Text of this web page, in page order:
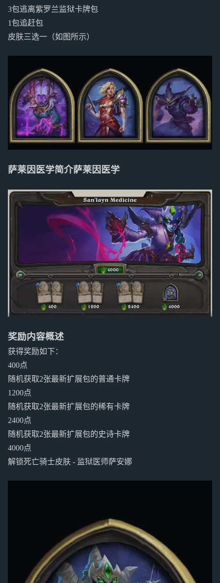
3包逃离紫罗兰监狱卡牌包
1包追赶包
皮肤三选一（如图所示）
萨莱因医学简介萨莱因医学
奖励内容概述
获得奖励如下：
400点
随机获取2张最新扩展包的普通卡牌
1200点
随机获取2张最新扩展包的稀有卡牌
2400点
随机获取2张最新扩展包的史诗卡牌
4000点
解锁死亡骑士皮肤 - 监狱医师萨安娜